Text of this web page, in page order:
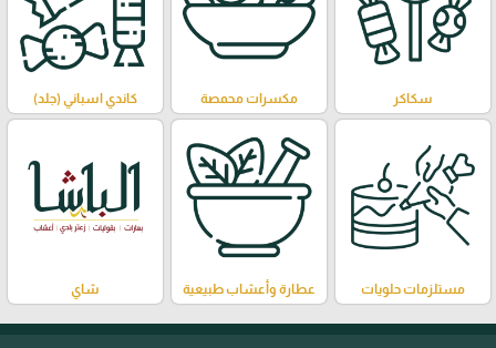
سكاكر مكسرات محمصة كاندي اسباني (جلد)
مستلزمات حلويات عطارة وأعشاب طبيعية شاي